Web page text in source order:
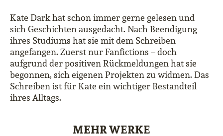
Kate Dark hat schon immer gerne gelesen und
sich Geschichten ausgedacht. Nach Beendigung
ihres Studiums hat sie mit dem Schreiben
angefangen. Zuerst nur Fanfictions – doch
aufgrund der positiven Rückmeldungen hat sie
begonnen, sich eigenen Projekten zu widmen. Das
Schreiben ist für Kate ein wichtiger Bestandteil
ihres Alltags.
MEHR WERKE